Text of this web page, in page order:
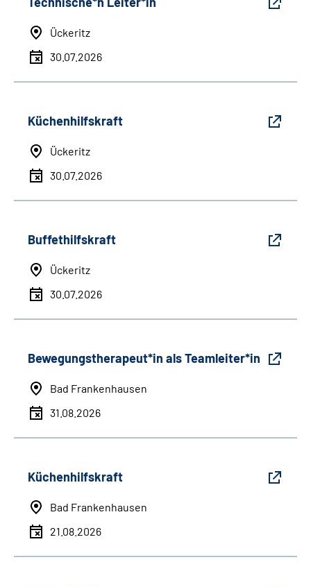
Ückeritz
30.07.2026
Küchenhilfskraft
Ückeritz
30.07.2026
Buffethilfskraft
Ückeritz
30.07.2026
Bewegungstherapeut*in als Teamleiter*in
Bad Frankenhausen
31.08.2026
Küchenhilfskraft
Bad Frankenhausen
21.08.2026